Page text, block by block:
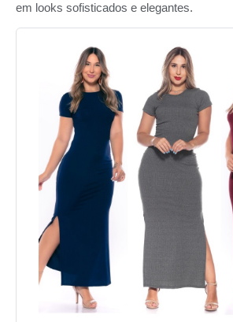
em looks sofisticados e elegantes.